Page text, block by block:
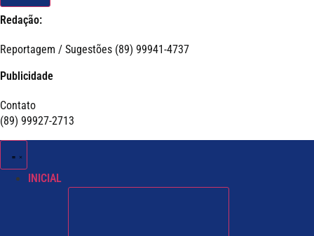
Redação:
Reportagem / Sugestões (89) 99941-4737
Publicidade
Contato
(89) 99927-2713
INICIAL